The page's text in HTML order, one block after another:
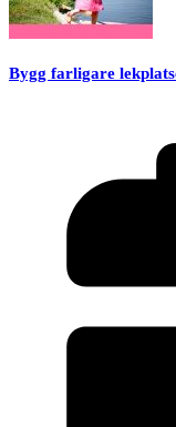
Bygg farligare